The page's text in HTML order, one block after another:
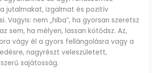
jutalmakat, izgalmat és pozitív
Vagyis: nem „hiba”, ha gyorsan szeretsz
sem, ha mélyen, lassan kötődsz. Az,
vágy él a gyors fellángolásra vagy a
nagyrészt veleszületett,
sajátosság.